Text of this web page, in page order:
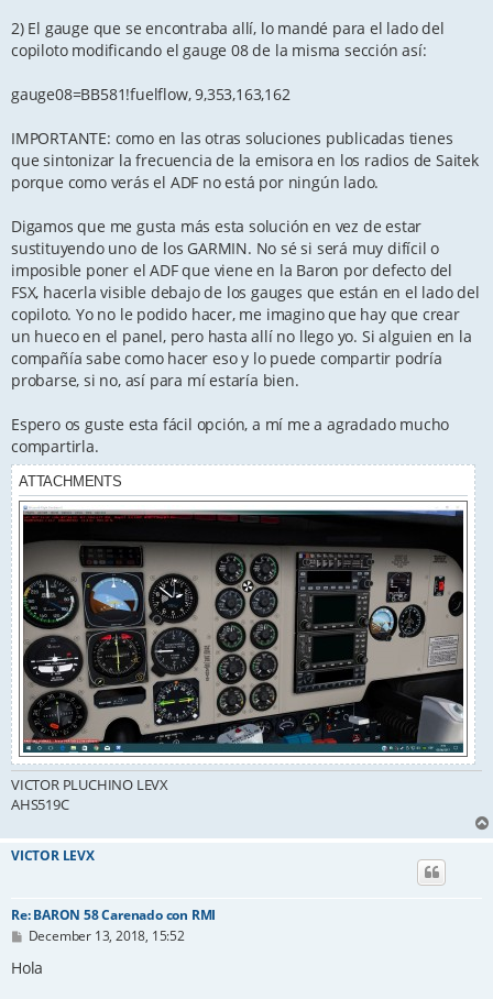
2) El gauge que se encontraba allí, lo mandé para el lado del
copiloto modificando el gauge 08 de la misma sección así:
gauge08=BB581!fuelflow, 9,353,163,162
IMPORTANTE: como en las otras soluciones publicadas tienes
que sintonizar la frecuencia de la emisora en los radios de Saitek
porque como verás el ADF no está por ningún lado.
Digamos que me gusta más esta solución en vez de estar
sustituyendo uno de los GARMIN. No sé si será muy difícil o
imposible poner el ADF que viene en la Baron por defecto del
FSX, hacerla visible debajo de los gauges que están en el lado del
copiloto. Yo no le podido hacer, me imagino que hay que crear
un hueco en el panel, pero hasta allí no llego yo. Si alguien en la
compañía sabe como hacer eso y lo puede compartir podría
probarse, si no, así para mí estaría bien.
Espero os guste esta fácil opción, a mí me a agradado mucho
compartirla.
ATTACHMENTS
VICTOR PLUCHINO LEVX
AHS519C
VICTOR LEVX
Re: BARON 58 Carenado con RMI
P
s
December 13, 2018, 15:52
Hola